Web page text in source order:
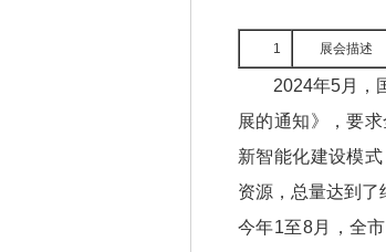
1 展会描述
2024年5月，
展的通知》，要
新智能化建设模
资源，总量达到了
今年1至8月，全